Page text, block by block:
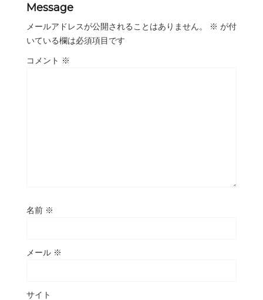
Message
メールアドレスが公開されることはありません。 ※ が付
いている欄は必須項目です
コメント ※
名前 ※
メール ※
サイト